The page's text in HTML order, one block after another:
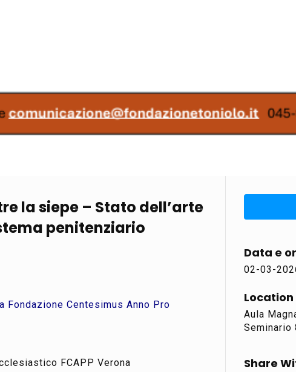
la siepe – Stato dell’arte
penitenziario
Fondazione Centesimus Anno Pro
FCAPP Verona
Data e
02-03-
Location
Aula
Seminario
Share